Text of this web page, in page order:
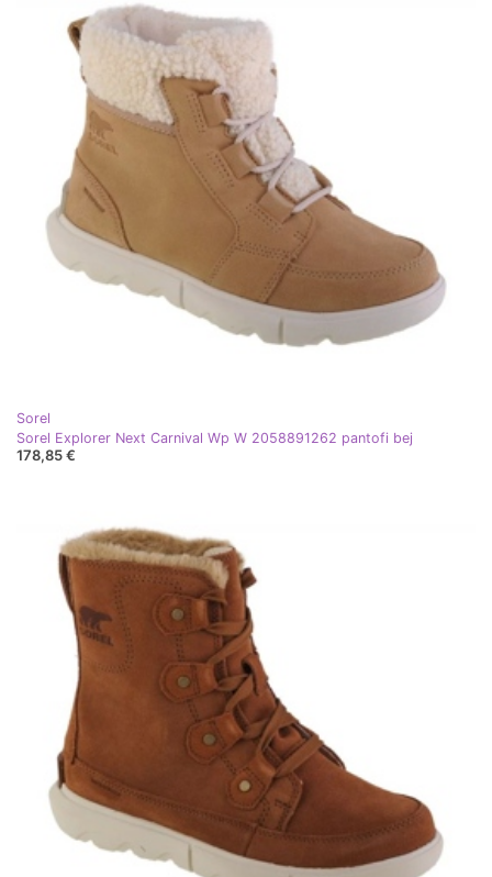
Sorel
Sorel Explorer Next Carnival Wp W 2058891262 pantofi bej
178,85 €